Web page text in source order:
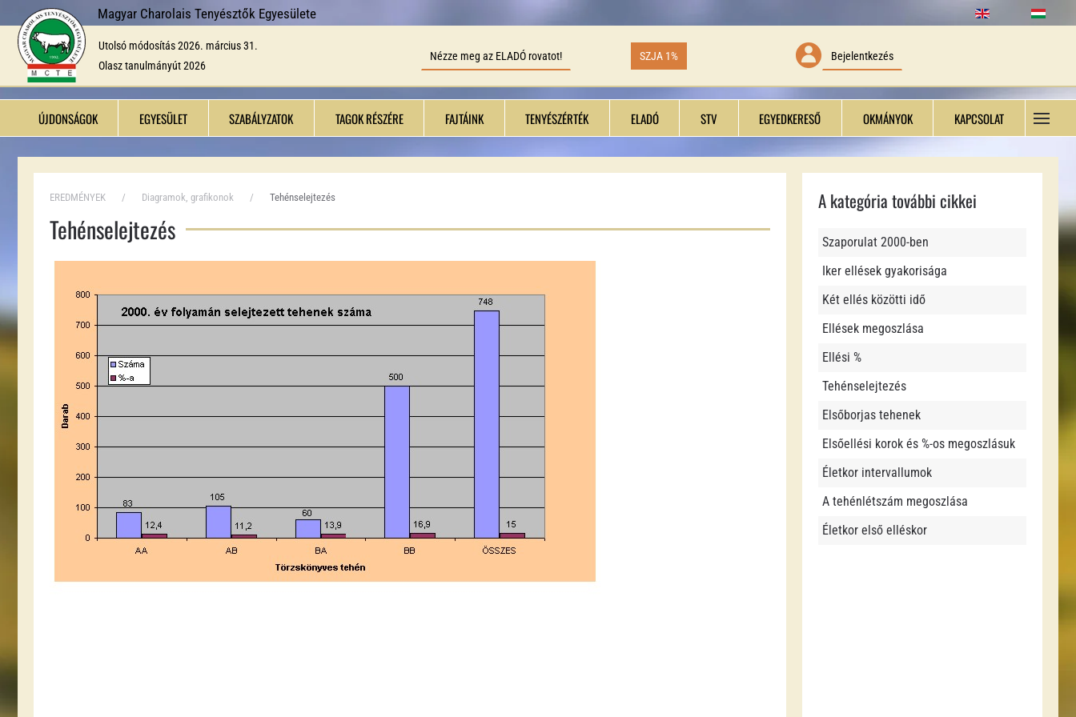
Fő tartalom átugrása
Magyar Charolais Tenyésztők Egyesülete
Utolsó módosítás 2026. március 31.
Olasz tanulmányút 2026
Nézze meg az ELADÓ rovatot! SZJA 1% Bejelentkezés
ÚJDONSÁGOK EGYESÜLET SZABÁLYZATOK TAGOK RÉSZÉRE FAJTÁINK TENYÉSZÉRTÉK ELADÓ STV EGYEDKERESŐ OKMÁNYOK KAPCSOLAT
EREDMÉNYEK Diagramok, grafikonok Tehénselejtezés
Tehénselejtezés
A kategória további cikkei
Szaporulat 2000-ben
Iker ellések gyakorisága
Két ellés közötti idő
Ellések megoszlása
Ellési %
Tehénselejtezés
Elsőborjas tehenek
Elsőellési korok és %-os megoszlásuk
Életkor intervallumok
A tehénlétszám megoszlása
Életkor első elléskor